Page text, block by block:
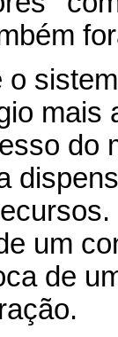
mais
do
um
de